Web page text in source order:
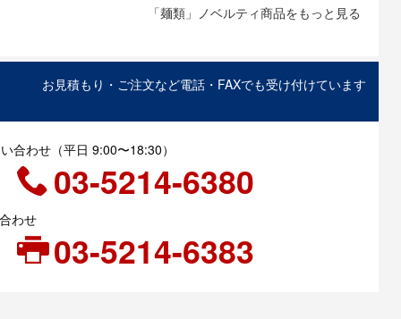
「麺類」ノベルティ商品をもっと見る
お見積もり・ご注文など電話・FAXでも受け付けています
合わせ（平日 9:00〜18:30）
03-5214-6380
わせ
03-5214-6383